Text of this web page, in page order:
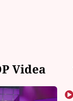
Videa